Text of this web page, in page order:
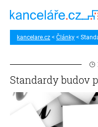
kancelare.cz Články
Standardy budov